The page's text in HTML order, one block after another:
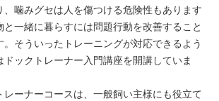
噛みグセは人を傷つける危険性もあります
一緒に暮らすには問題行動を改善すること
そういったトレーニングが対応できるよう
ックトレーナー入門講座を開講していま
レーナーコースは、一般飼い主様にも役立て